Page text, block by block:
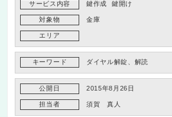
サービス内容 鍵作成 鍵開け
対象物 金庫
エリア
キーワード ダイヤル解錠、解読
公開日 2015年8月26日
担当者 須賀 真人